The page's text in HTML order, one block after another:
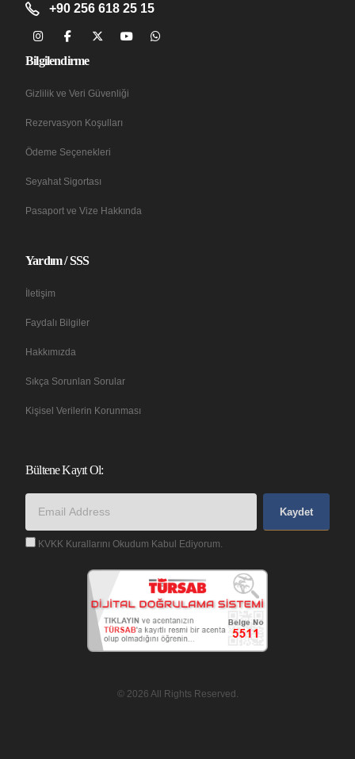
+90 256 618 25 15
Bilgilendirme
Gizlilik ve Veri Güvenliği
Rezervasyon Koşulları
Ödeme Seçenekleri
Seyahat Sigortası
Pasaport ve Vize Hakkında
Yardım / SSS
İletişim
Faydalı Bilgiler
Hakkımızda
Sıkça Sorunlan Sorular
Kişisel Verilerin Korunması
Bültene Kayıt Ol:
Kaydet
KVKK Kurallarını Okudum Kabul Ediyorum.
© 2026 All Rights Reserved.